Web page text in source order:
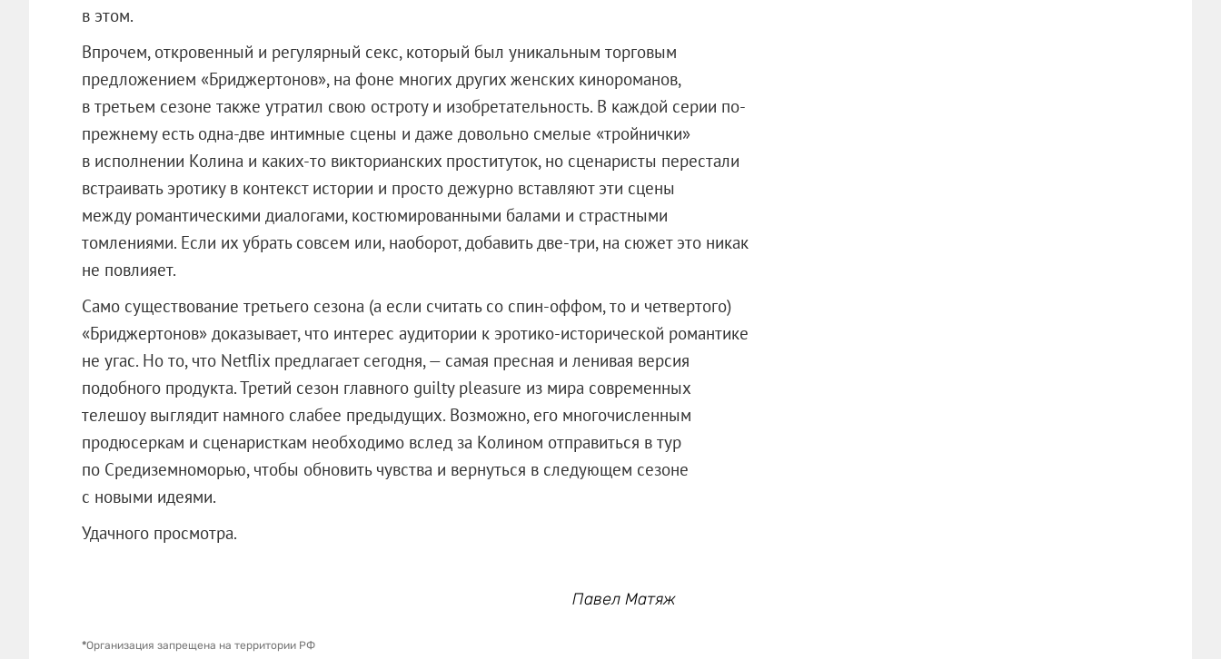
в этом.
Впрочем, откровенный и регулярный секс, который был уникальным торговым
предложением «Бриджертонов», на фоне многих других женских кинороманов,
в третьем сезоне также утратил свою остроту и изобретательность. В каждой серии по-
прежнему есть одна-две интимные сцены и даже довольно смелые «тройнички»
в исполнении Колина и каких-то викторианских проституток, но сценаристы перестали
встраивать эротику в контекст истории и просто дежурно вставляют эти сцены
между романтическими диалогами, костюмированными балами и страстными
томлениями. Если их убрать совсем или, наоборот, добавить две-три, на сюжет это никак
не повлияет.
Само существование третьего сезона (а если считать со спин-оффом, то и четвертого)
«Бриджертонов» доказывает, что интерес аудитории к эротико-исторической романтике
не угас. Но то, что Netflix предлагает сегодня, — самая пресная и ленивая версия
подобного продукта. Третий сезон главного guilty pleasure из мира современных
телешоу выглядит намного слабее предыдущих. Возможно, его многочисленным
продюсеркам и сценаристкам необходимо вслед за Колином отправиться в тур
по Средиземноморью, чтобы обновить чувства и вернуться в следующем сезоне
с новыми идеями.
Удачного просмотра.
Павел Матяж
*Организация запрещена на территории РФ